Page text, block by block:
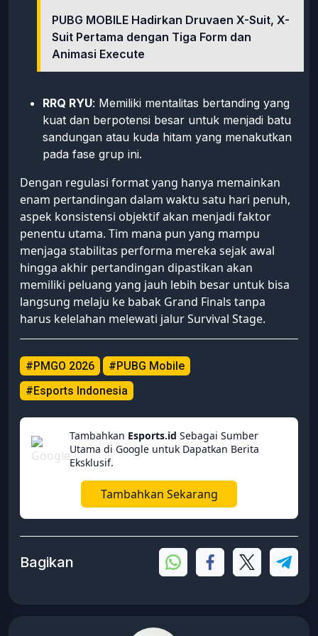
PUBG MOBILE Hadirkan Druvaen X-Suit, X-
Suit Pertama dengan Tiga Form dan
Animasi Execute
RRQ RYU: Memiliki mentalitas bertanding yang
kuat dan berpotensi besar untuk menjadi batu
sandungan atau kuda hitam yang menakutkan
pada fase grup ini.
Dengan regulasi format yang hanya memainkan
enam pertandingan dalam waktu satu hari penuh,
aspek konsistensi objektif akan menjadi faktor
penentu utama. Tim mana pun yang mampu
menjaga stabilitas performa mereka sejak awal
hingga akhir pertandingan dipastikan akan
memiliki peluang yang jauh lebih besar untuk bisa
langsung melaju ke babak Grand Finals tanpa
harus kelelahan melewati jalur Survival Stage.
#PMGO 2026
#PUBG Mobile
#Esports Indonesia
Tambahkan Esports.id Sebagai Sumber
Utama di Google untuk Dapatkan Berita
Eksklusif.
Tambahkan Sekarang
Bagikan